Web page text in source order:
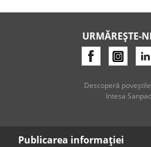
URMĂREȘTE-
Descoperă
Intesa
Publicarea informaţiei